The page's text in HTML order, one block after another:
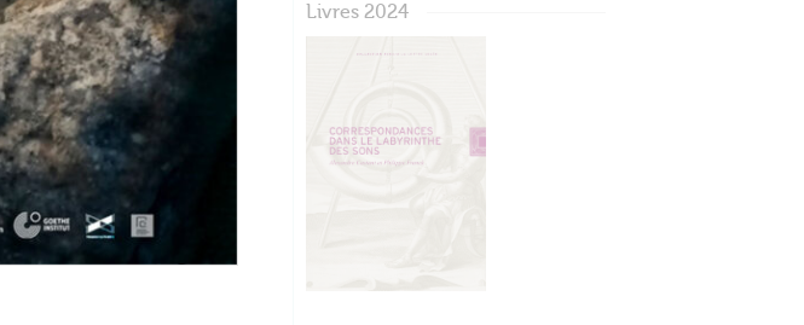
Livres 2024